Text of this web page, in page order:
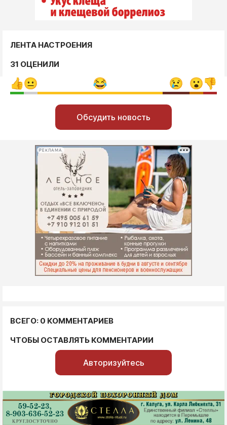
ЛЕНТА НАСТРОЕНИЯ
31 ОЦЕНИЛИ
Обсудить новость
РЕКЛАМА
ВСЕГО: 0 КОММЕНТАРИЕВ
ЧТОБЫ ОСТАВЛЯТЬ КОММЕНТАРИИ
Авторизуйтесь